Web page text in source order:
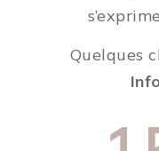
Quelques